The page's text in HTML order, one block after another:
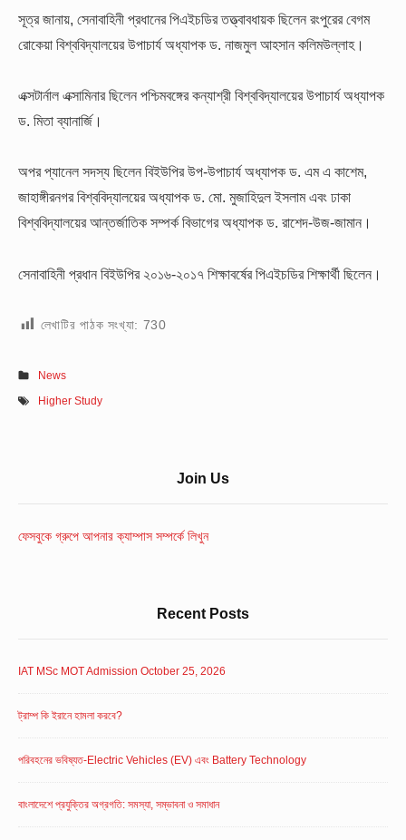
সূত্র জানায়, সেনাবাহিনী প্রধানের পিএইচডির তত্ত্বাবধায়ক ছিলেন রংপুরের বেগম
রোকেয়া বিশ্ববিদ্যালয়ের উপাচার্য অধ্যাপক ড. নাজমুল আহসান কলিমউল্লাহ।
এক্সটার্নাল এক্সামিনার ছিলেন পশ্চিমবঙ্গের কন্যাশ্রী বিশ্ববিদ্যালয়ের উপাচার্য অধ্যাপক
ড. মিতা ব্যানার্জি।
অপর প্যানেল সদস্য ছিলেন বিইউপির উপ-উপাচার্য অধ্যাপক ড. এম এ কাশেম,
জাহাঙ্গীরনগর বিশ্ববিদ্যালয়ের অধ্যাপক ড. মো. মুজাহিদুল ইসলাম এবং ঢাকা
বিশ্ববিদ্যালয়ের আন্তর্জাতিক সম্পর্ক বিভাগের অধ্যাপক ড. রাশেদ-উজ-জামান।
সেনাবাহিনী প্রধান বিইউপির ২০১৬-২০১৭ শিক্ষাবর্ষের পিএইচডির শিক্ষার্থী ছিলেন।
লেখাটির পাঠক সংখ্যা: 730
News
Higher Study
Area
Join Us
ফেসবুকে গ্রুপে আপনার ক্যাম্পাস সম্পর্কে লিখুন
Recent Posts
IAT MSc MOT Admission October 25, 2026
ট্রাম্প কি ইরানে হামলা করবে?
পরিবহনের ভবিষ্যত-Electric Vehicles (EV) এবং Battery Technology
বাংলাদেশে প্রযুক্তির অগ্রগতি: সমস্যা, সম্ভাবনা ও সমাধান